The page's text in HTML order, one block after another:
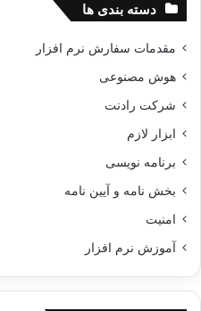
دسته بندی ها
مقدمات سفارش نرم افزار
هوش مصنوعی
شرکت رادنت
ابزار لازم
برنامه نویسی
بخش نامه و آیین نامه
امنیت
آموزش نرم افزار